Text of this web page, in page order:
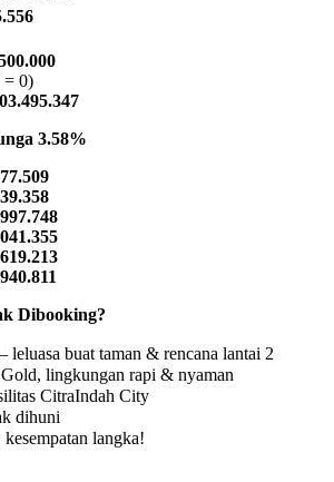
= 0)
3.58%
Dibooking?
– leluasa buat taman & rencana lantai 2
lingkungan rapi & nyaman
CitraIndah City
dihuni
langka!